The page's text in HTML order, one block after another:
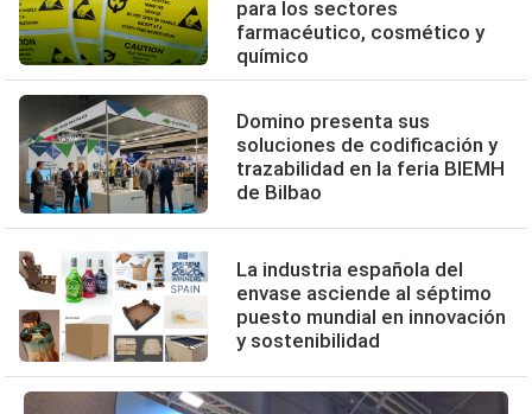
para los sectores
farmacéutico, cosmético y
químico
Domino presenta sus
soluciones de codificación y
trazabilidad en la feria BIEMH
de Bilbao
La industria española del
envase asciende al séptimo
puesto mundial en innovación
y sostenibilidad